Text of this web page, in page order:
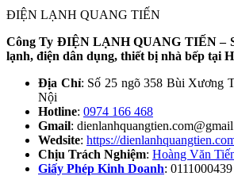
ĐIỆN LẠNH QUANG TIẾN
Công Ty ĐIỆN LẠNH QUANG TIẾN –
lạnh, điện dân dụng, thiết bị nhà bếp tại
Địa Chỉ: Số 25 ngõ 358 Bùi Xương
Nội
Hotline: 0974 166 468
Gmail:
Wedsite: https://
Chịu Trách Nghiệm: Hoàng Văn
Giấy Phép Kinh Doanh: 0111000439